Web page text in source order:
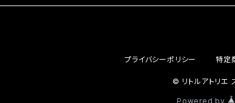
プライバシーポリシー 特定
© リトルアトリエ
Powered by